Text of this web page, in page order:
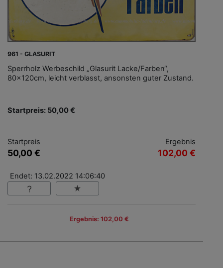
961 - GLASURIT
Sperrholz Werbeschild „Glasurit Lacke/Farben“,
80x120cm, leicht verblasst, ansonsten guter Zustand.
Startpreis: 50,00 €
Startpreis
50,00 €
Ergebnis
102,00 €
Endet: 13.02.2022 14:06:40
Ergebnis: 102,00 €